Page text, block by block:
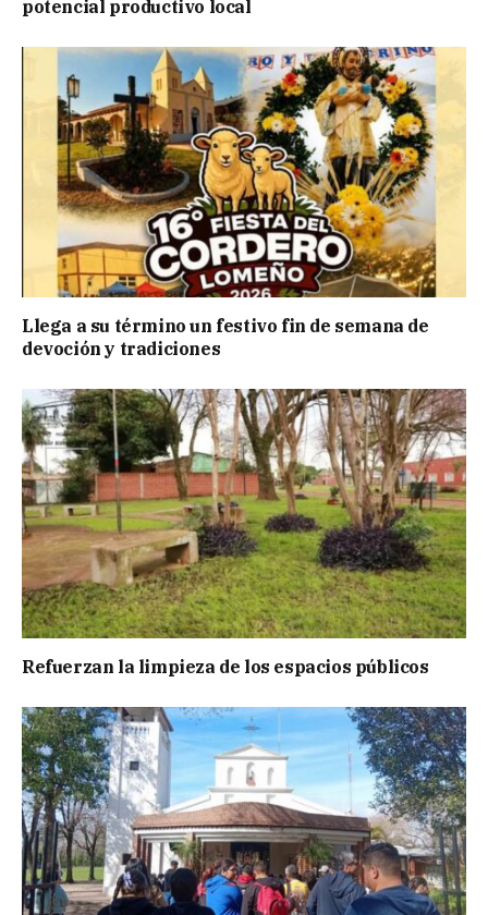
potencial productivo local
Llega a su término un festivo fin de semana de
devoción y tradiciones
Refuerzan la limpieza de los espacios públicos